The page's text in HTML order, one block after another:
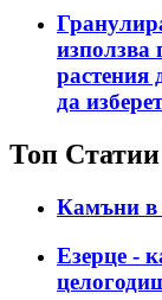
използва
растения
да
Топ Статии
Камъни в
Езерце -